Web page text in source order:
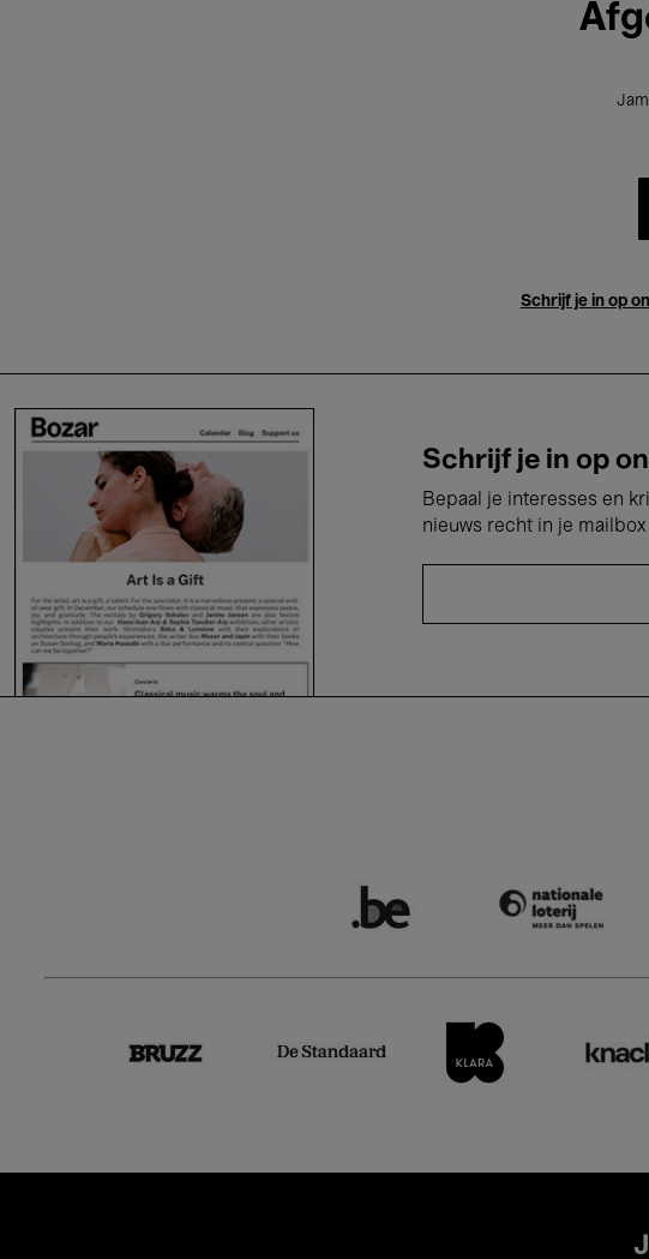
Schrijf je in op
Schrijf je in op
Bepaal je interesses en
nieuws recht in je mailbox